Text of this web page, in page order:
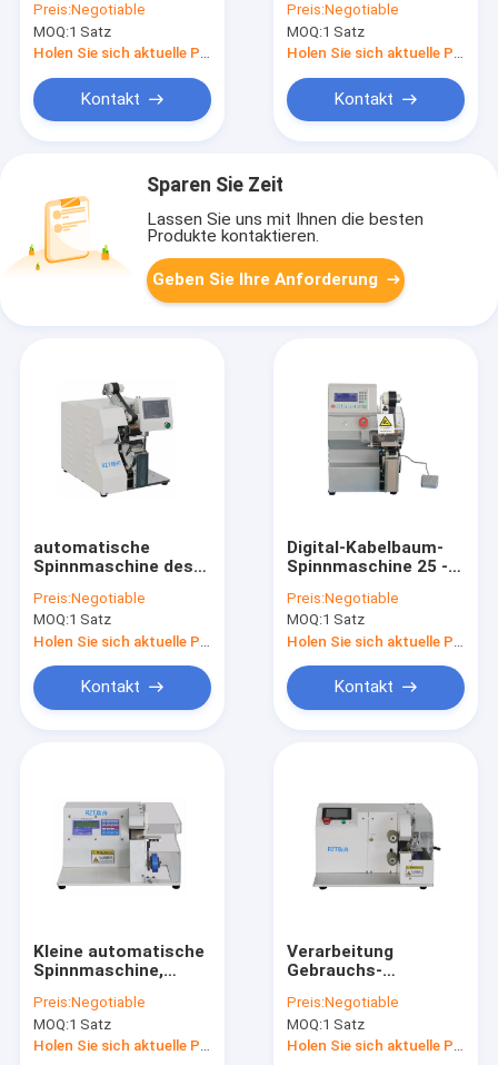
99MM Längen-Draht-
Werkzeugmaschine
Preis:Negotiable
MOQ:1 Satz
Holen Sie sich aktuelle Preis
Kontakt
50HZ/110V 60HZ RZT
- 04C
Preis:Negotiable
MOQ:1 Satz
Holen Sie sich aktuelle Preis
Kontakt
Sparen Sie Zeit
Lassen Sie uns mit Ihnen die besten
Produkte kontaktieren.
Geben Sie Ihre Anforderung
automatische
Spinnmaschine des
* 250 * 500MM RZT -
04C
Preis:Negotiable
MOQ:1 Satz
Kontakt
Digital-Kabelbaum-
Spinnmaschine 25 -
ISO-/CER-
Zustimmung
Preis:Negotiable
MOQ:1 Satz
Kontakt
Kleine automatische
Spinnmaschine,
Bandgerät CER
Zustimmung
Preis:Negotiable
MOQ:1 Satz
Holen Sie sich aktuelle Preis
Verarbeitung
Gebrauchs-
Spinnmaschine-des
Hochfrequenzholzetui-
Verpackens
Preis:Negotiable
MOQ:1 Satz
Holen Sie sich aktuelle Preis